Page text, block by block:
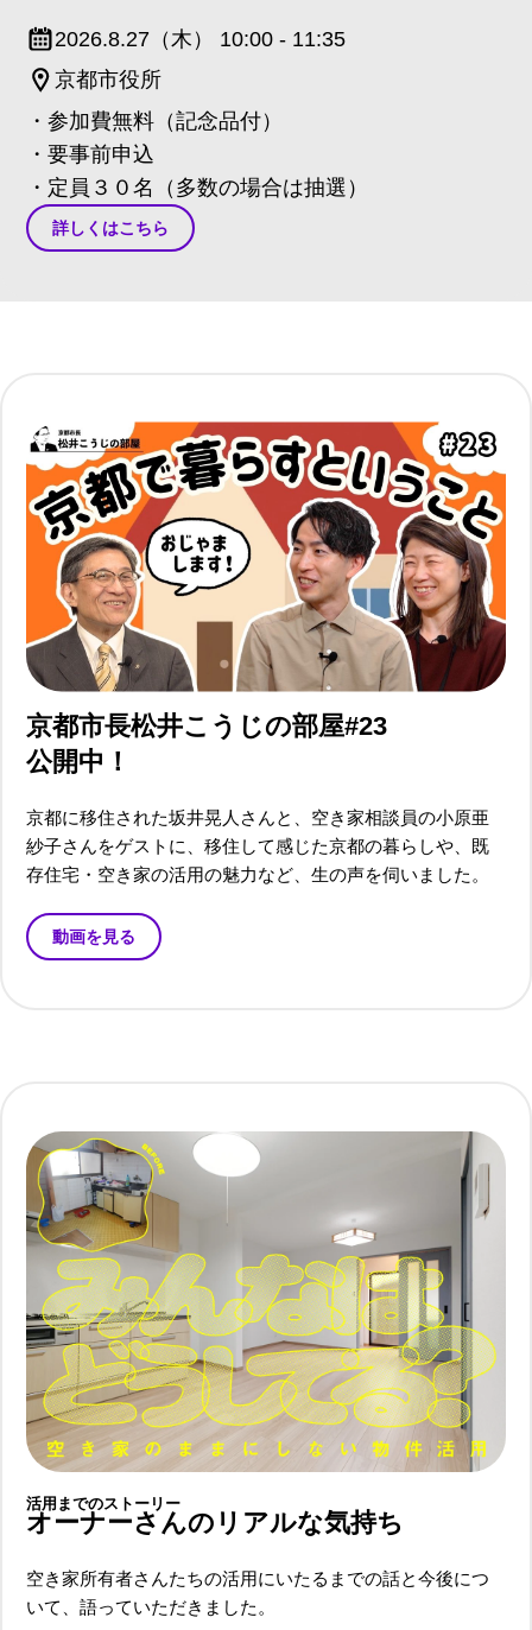
2026.8.27（木） 10:00 - 11:35
京都市役所
・参加費無料（記念品付）
・要事前申込
・定員３０名（多数の場合は抽選）
詳しくはこちら
京都市長松井こうじの部屋#23
公開中！
京都に移住された坂井晃人さんと、空き家相談員の小原亜
紗子さんをゲストに、移住して感じた京都の暮らしや、既
存住宅・空き家の活用の魅力など、生の声を伺いました。
動画を見る
活用までのストーリー
オーナーさんのリアルな気持ち
空き家所有者さんたちの活用にいたるまでの話と今後につ
いて、語っていただきました。
2
3
4
5
6
1
2
3
4
5